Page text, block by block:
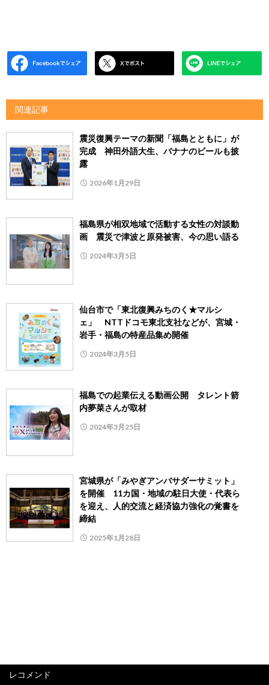
関連記事
震災復興テーマの新聞「福島とともに」が
完成 神田外語大生、バナナのビールも披
露
2026年1月29日
福島県が相双地域で活動する女性の対談動
画 震災で津波と原発被害、今の思い語る
2024年3月5日
仙台市で「東北復興みちのく★マルシ
ェ」 NTTドコモ東北支社などが、宮城・
岩手・福島の特産品集め開催
2024年3月5日
福島での起業伝える動画公開 タレント箭
内夢菜さんが取材
2024年3月25日
宮城県が「みやぎアンバサダーサミット」
を開催 11カ国・地域の駐日大使・代表ら
を迎え、人的交流と経済協力強化の覚書を
締結
2025年1月28日
レコメンド